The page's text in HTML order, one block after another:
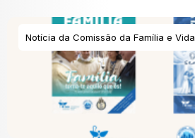
Notícia da Comissão da Família e Vida